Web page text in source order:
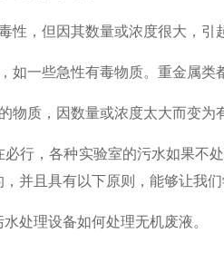
，但因其数量或浓度很大，引
一些急性有毒物质。重金属类
质，因数量或浓度太大而变为
，各种实验室的污水如果不
并且具有以下原则，能够让我
理设备如何处理无机废液。